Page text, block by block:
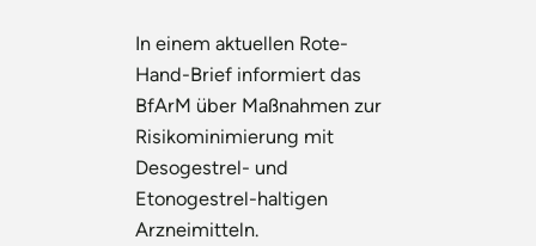
In einem aktuellen Rote-
Hand-Brief informiert das
BfArM über Maßnahmen zur
Risikominimierung mit
Desogestrel- und
Etonogestrel-haltigen
Arzneimitteln.